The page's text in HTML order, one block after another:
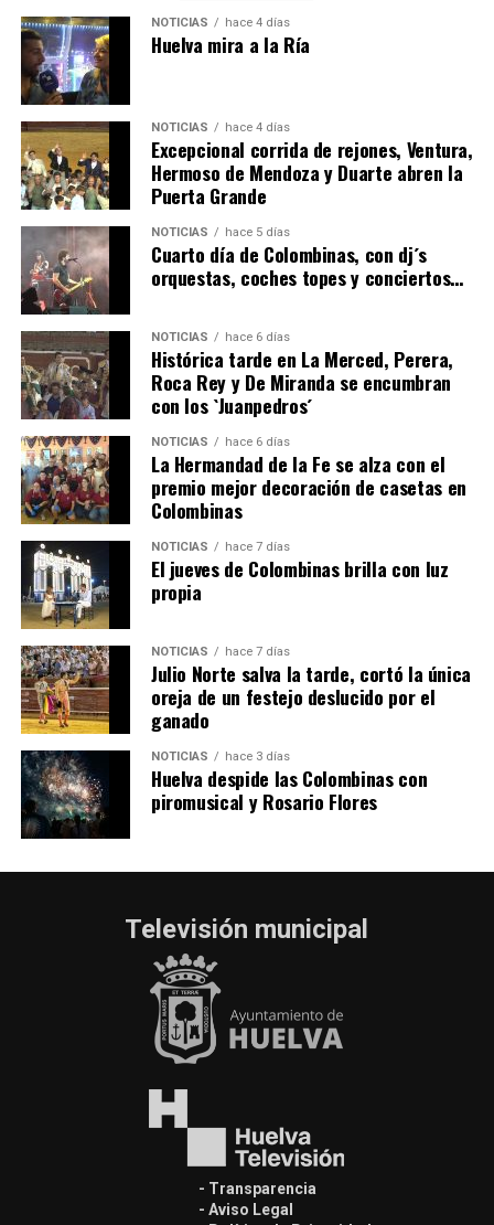
6º DÍA DE LAS FIESTAS COLOMBINAS 2026
hace 3 días Huelvatv
QUINTA CORRIDA DE LAS FIESTAS COLOMBINAS
2026
hace 3 días· Huelvatv
NOTICIAS hace 4 días
Huelva mira a la Ría
NOTICIAS hace 4 días
Excepcional corrida de rejones, Ventura,
Hermoso de Mendoza y Duarte abren la
Puerta Grande
NOTICIAS hace 5 días
Cuarto día de Colombinas, con dj´s
orquestas, coches topes y conciertos…
NOTICIAS hace 6 días
Histórica tarde en La Merced, Perera,
Roca Rey y De Miranda se encumbran
con los `Juanpedros´
NOTICIAS hace 6 días
La Hermandad de la Fe se alza con el
premio mejor decoración de casetas en
Colombinas
NOTICIAS hace 7 días
El jueves de Colombinas brilla con luz
propia
NOTICIAS hace 7 días
Julio Norte salva la tarde, cortó la única
oreja de un festejo deslucido por el
ganado
NOTICIAS hace 3 días
Huelva despide las Colombinas con
piromusical y Rosario Flores
Televisión municipal
- Transparencia
- Aviso Legal